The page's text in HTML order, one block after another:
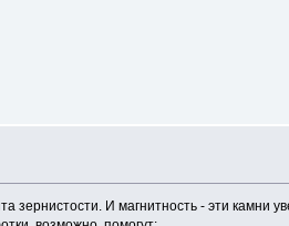
зернистости. И магнитность - эти камни